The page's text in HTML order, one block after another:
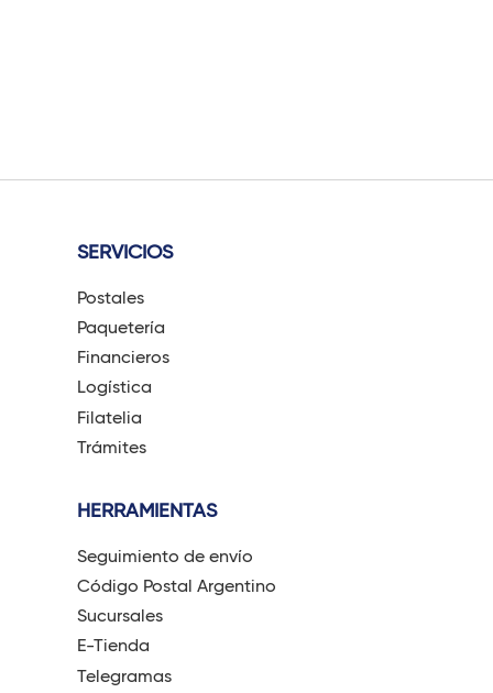
SERVICIOS
Postales
Paquetería
Financieros
Logística
Filatelia
Trámites
HERRAMIENTAS
Seguimiento de envío
Código Postal Argentino
Sucursales
E-Tienda
Telegramas